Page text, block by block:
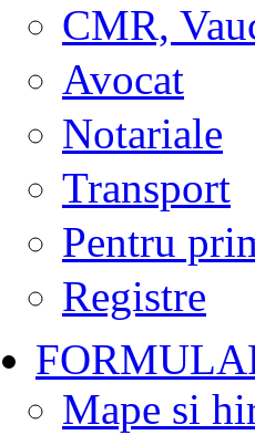
CMR,
Avocat
Notariale
Transport
Pentru
Registre
Mape si